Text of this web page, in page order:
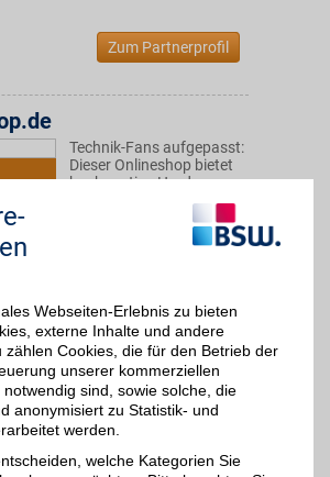
Zum Partnerprofil
Technik-Fans aufgepasst:
Dieser Onlineshop bietet
hochwertige Hardware,
verschiedenste beliebte
Software und aktuelle
Spiele und Filme zu
Zum Partnerprofil
Produkte zum
Webseiten-Erlebnis zu bieten
externe Inhalte und andere
zählen Cookies, die für den Betrieb der
unserer kommerziellen
sind, sowie solche, die
anonymisiert zu Statistik- und
werden.
welche Kategorien Sie